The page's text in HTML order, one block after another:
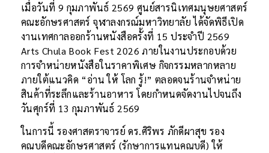
เมื่อวันที่ 9 กุมภาพันธ์ 2569 ศูนย์สารนิเทศมนุษยศาสตร์
คณะอักษรศาสตร์ จุฬาลงกรณ์มหาวิทยาลัย ได้จัดพิธีเปิด
งานเทศกาลออกร้านหนังสือครั้งที่ 15 ประจำปี 2569
Arts Chula Book Fest 2026 ภายในงานประกอบด้วย
การจำหน่ายหนังสือในราคาพิเศษ กิจกรรมหลากหลาย
ภายใต้แนวคิด “อ่าน ให้ โลก รู้!” ตลอดจนร้านจำหน่าย
สินค้าที่ระลึกและร้านอาหาร โดยกำหนดจัดงานไปจนถึง
วันศุกร์ที่ 13 กุมภาพันธ์ 2569
ในการนี้ รองศาสตราจารย์ ดร.ศิริพร ภักดีผาสุข รอง
คณบดีคณะอักษรศาสตร์ (รักษาการแทนคณบดี) ให้